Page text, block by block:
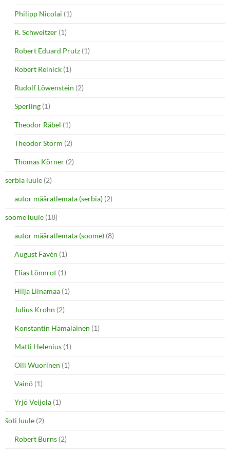
Philipp Nicolai (1)
R. Schweitzer (1)
Robert Eduard Prutz (1)
Robert Reinick (1)
Rudolf Löwenstein (2)
Sperling (1)
Theodor Räbel (1)
Theodor Storm (2)
Thomas Körner (2)
serbia luule (2)
autor määratlemata (serbia) (2)
soome luule (18)
autor määratlemata (soome) (8)
August Favén (1)
Elias Lönnrot (1)
Hilja Liinamaa (1)
Julius Krohn (2)
Konstantin Hämäläinen (1)
Matti Helenius (1)
Olli Wuorinen (1)
Vainö (1)
Yrjö Veijola (1)
šoti luule (2)
Robert Burns (2)